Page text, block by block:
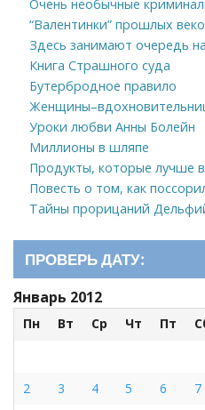
Очень необычные
“Валентинки” прошлых
Здесь занимают очередь
Книга Страшного суда
Бутербродное правило
Уроки любви Анны Болейн
Миллионы в шляпе
Продукты, которые лучше
Повесть о том, как
Тайны прорицаний
ПРОВЕРЬ ДАТУ:
Январь 2012
Пн Вт Ср Чт Пт
2
3 4 5 6 7